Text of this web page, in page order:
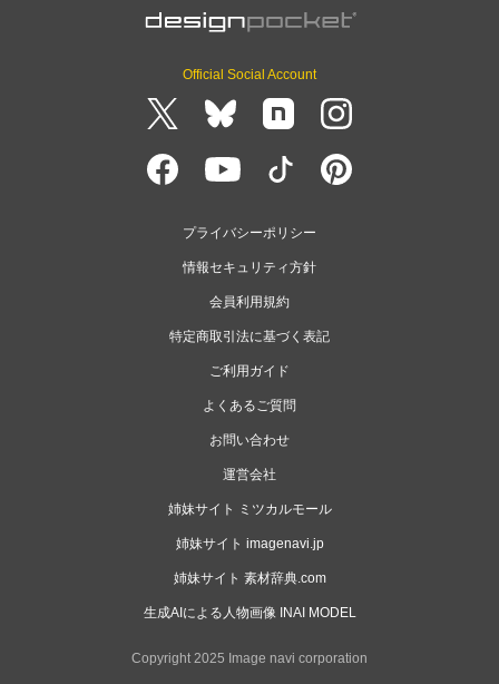
Official Social Account
プライバシーポリシー
情報セキュリティ方針
会員利用規約
特定商取引法に基づく表記
ご利用ガイド
よくあるご質問
お問い合わせ
運営会社
姉妹サイト ミツカルモール
姉妹サイト imagenavi.jp
姉妹サイト 素材辞典.com
生成AIによる人物画像 INAI MODEL
Copyright 2025 Image navi corporation